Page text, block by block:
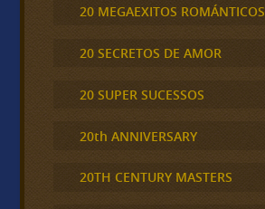
20 MEGAEXITOS ROMÁNTICOS
20 SECRETOS DE AMOR
20 SUPER SUCESSOS
20th ANNIVERSARY
20TH CENTURY MASTERS